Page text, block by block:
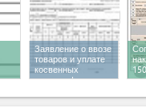
Заявление о ввозе
товаров и уплате
косвенных
налогов формы